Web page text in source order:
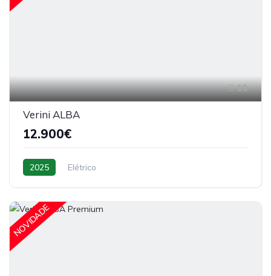
10
Verini ALBA
12.900€
2025 Elétrico
NOVIDADE